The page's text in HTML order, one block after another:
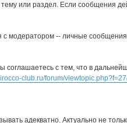
или раздел. Если сообщения
с модератором -- личные
соглашаетесь с тем, что в
club.ru/forum/
адекватно. Актуально не